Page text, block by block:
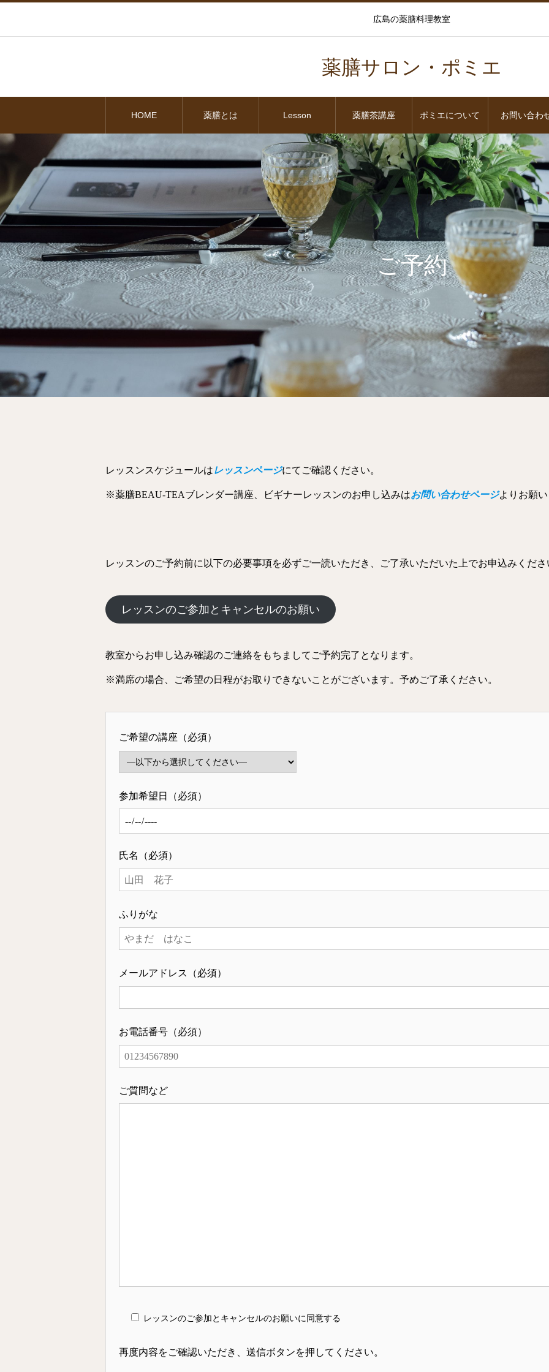
広島の薬膳料理教室
薬膳サロン・ポミエ
HOME 薬膳とは Lesson 薬膳茶講座 ポミエについて お問い合わ
ご予約
レッスンスケジュールはレッスンページにてご確認ください。
※薬膳BEAU-TEAブレンダー講座、ビギナーレッスンのお申し込みはお問い合わせページよりお願
レッスンのご予約前に以下の必要事項を必ずご一読いただき、ご了承いただいた上でお申込みくださ
レッスンのご参加とキャンセルのお願い
教室からお申し込み確認のご連絡をもちましてご予約完了となります。
※満席の場合、ご希望の日程がお取りできないことがございます。予めご了承ください。
ご希望の講座（必須）
参加希望日（必須）
氏名（必須）
ふりがな
メールアドレス（必須）
お電話番号（必須）
ご質問など
レッスンのご参加とキャンセルのお願いに同意する
再度内容をご確認いただき、送信ボタンを押してください。